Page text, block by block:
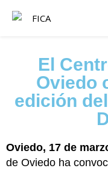
El
Oviedo
edición
Oviedo, 17 de
de Oviedo ha